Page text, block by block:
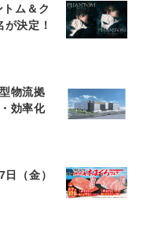
ム＆ク
決定！
物流拠
効率化
（金）